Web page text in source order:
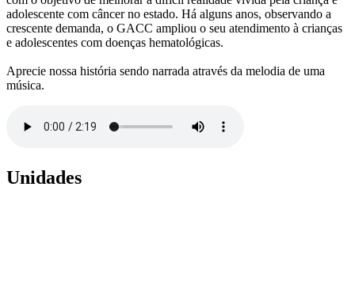
adolescente com câncer no estado. Há alguns anos, observando a
crescente demanda, o GACC ampliou o seu atendimento à crianças
e adolescentes com doenças hematológicas.
Aprecie nossa história sendo narrada através da melodia de uma
música.
Unidades